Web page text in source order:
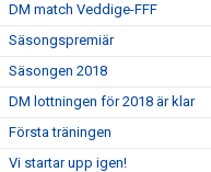
DM match Veddige-FFF
Säsongspremiär
Säsongen 2018
DM lottningen för 2018 är klar
Första träningen
Vi startar upp igen!